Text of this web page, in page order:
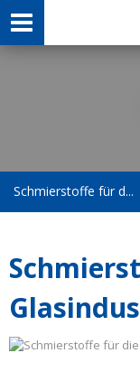
Schmierstoffe für d...